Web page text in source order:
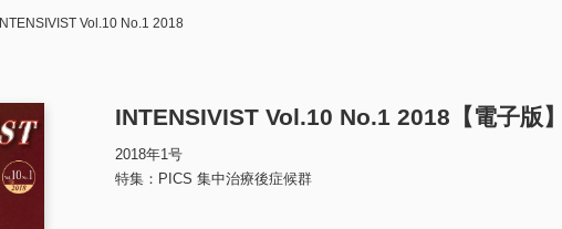
INTENSIVIST Vol.10 No.1 2018
INTENSIVIST Vol.10 No.1 2018【電子版】
2018年1号
特集：PICS 集中治療後症候群